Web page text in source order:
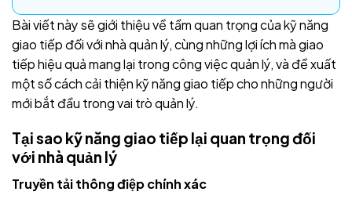
Bài viết này sẽ giới thiệu về tầm quan trọng của kỹ năng
giao tiếp đối với nhà quản lý, cùng những lợi ích mà giao
tiếp hiệu quả mang lại trong công việc quản lý, và đề xuất
một số cách cải thiện kỹ năng giao tiếp cho những người
mới bắt đầu trong vai trò quản lý.
Tại sao kỹ năng giao tiếp lại quan trọng đối
với nhà quản lý
Truyền tải thông điệp chính xác